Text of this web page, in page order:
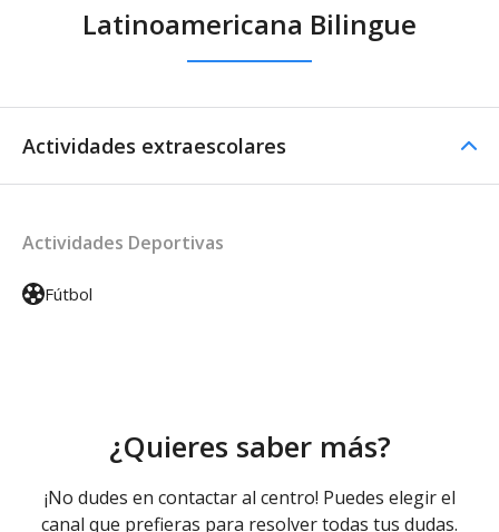
Latinoamericana Bilingue
Actividades extraescolares
Actividades Deportivas
Fútbol
¿Quieres saber más?
¡No dudes en contactar al centro! Puedes elegir el
canal que prefieras para resolver todas tus dudas.